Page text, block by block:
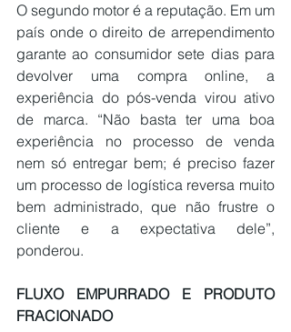
O segundo motor é a reputação. Em um
país onde o direito de arrependimento
garante ao consumidor sete dias para
devolver uma compra online, a
experiência do pós-venda virou ativo
de marca. “Não basta ter uma boa
experiência no processo de venda
nem só entregar bem; é preciso fazer
um processo de logística reversa muito
bem administrado, que não frustre o
cliente e a expectativa dele”,
ponderou.
FLUXO EMPURRADO E PRODUTO
FRACIONADO